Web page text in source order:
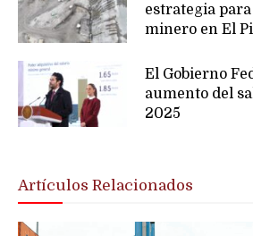
estrategia
minero en El
El Gobierno
aumento del
2025
Artículos Relacionados